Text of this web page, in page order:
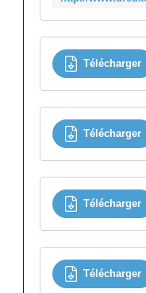
Télécharger
Télécharger
Télécharger
Télécharger